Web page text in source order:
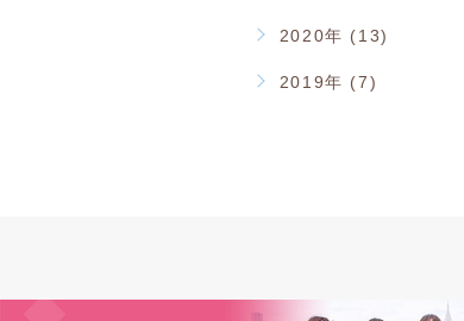
2020年 (13)
2019年 (7)